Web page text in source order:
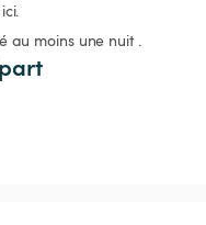
au moins une nuit .